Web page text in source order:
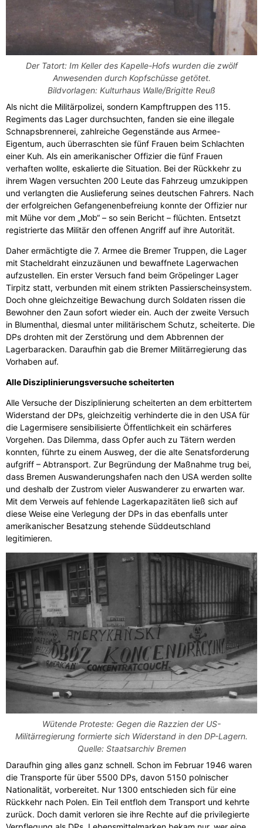
Der Tatort: Im Keller des Kapelle-Hofs wurden die zwölf
Anwesenden durch Kopfschüsse getötet.
Bildvorlagen: Kulturhaus Walle/Brigitte Reuß
Als nicht die Militärpolizei, sondern Kampftruppen des 115.
Regiments das Lager durchsuchten, fanden sie eine illegale
Schnapsbrennerei, zahlreiche Gegenstände aus Armee-
Eigentum, auch überraschten sie fünf Frauen beim Schlachten
einer Kuh. Als ein amerikanischer Offizier die fünf Frauen
verhaften wollte, eskalierte die Situation. Bei der Rückkehr zu
ihrem Wagen versuchten 200 Leute das Fahrzeug umzukippen
und verlangten die Auslieferung seines deutschen Fahrers. Nach
der erfolgreichen Gefangenenbefreiung konnte der Offizier nur
mit Mühe vor dem „Mob“ – so sein Bericht – flüchten. Entsetzt
registrierte das Militär den offenen Angriff auf ihre Autorität.
Daher ermächtigte die 7. Armee die Bremer Truppen, die Lager
mit Stacheldraht einzuzäunen und bewaffnete Lagerwachen
aufzustellen. Ein erster Versuch fand beim Gröpelinger Lager
Tirpitz statt, verbunden mit einem strikten Passierscheinsystem.
Doch ohne gleichzeitige Bewachung durch Soldaten rissen die
Bewohner den Zaun sofort wieder ein. Auch der zweite Versuch
in Blumenthal, diesmal unter militärischem Schutz, scheiterte. Die
DPs drohten mit der Zerstörung und dem Abbrennen der
Lagerbaracken. Daraufhin gab die Bremer Militärregierung das
Vorhaben auf.
Alle Disziplinierungsversuche scheiterten
Alle Versuche der Disziplinierung scheiterten an dem erbittertem
Widerstand der DPs, gleichzeitig verhinderte die in den USA für
die Lagermisere sensibilisierte Öffentlichkeit ein schärferes
Vorgehen. Das Dilemma, dass Opfer auch zu Tätern werden
konnten, führte zu einem Ausweg, der die alte Senatsforderung
aufgriff – Abtransport. Zur Begründung der Maßnahme trug bei,
dass Bremen Auswanderungshafen nach den USA werden sollte
und deshalb der Zustrom vieler Auswanderer zu erwarten war.
Mit dem Verweis auf fehlende Lagerkapazitäten ließ sich auf
diese Weise eine Verlegung der DPs in das ebenfalls unter
amerikanischer Besatzung stehende Süddeutschland
legitimieren.
Wütende Proteste: Gegen die Razzien der US-
Militärregierung formierte sich Widerstand in den DP-Lagern.
Quelle: Staatsarchiv Bremen
Daraufhin ging alles ganz schnell. Schon im Februar 1946 waren
die Transporte für über 5500 DPs, davon 5150 polnischer
Nationalität, vorbereitet. Nur 1300 entschieden sich für eine
Rückkehr nach Polen. Ein Teil entfloh dem Transport und kehrte
zurück. Doch damit verloren sie ihre Rechte auf die privilegierte